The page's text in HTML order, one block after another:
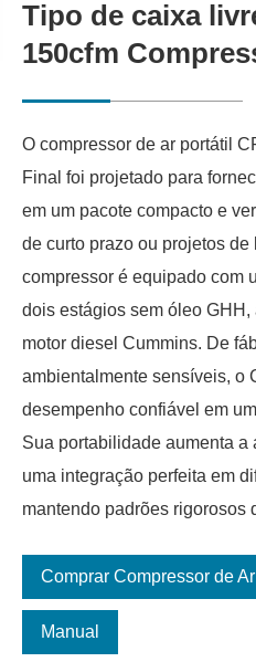
Tipo de caixa
150cfm
O compressor de ar portátil
Final foi projetado para
em um pacote compacto e
de curto prazo ou projetos de
compressor é equipado com
dois estágios sem óleo
motor diesel Cummins. De
ambientalmente sensíveis, o
desempenho confiável em
Sua portabilidade aumenta
uma integração perfeita em
mantendo padrões rigorosos
Comprar Compressor de Ar
Manual